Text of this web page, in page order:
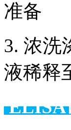
3. 浓洗
液稀释